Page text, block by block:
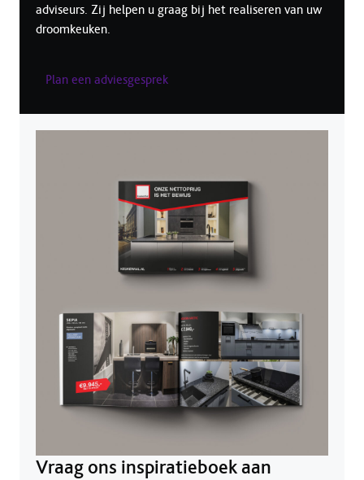
adviseurs. Zij helpen u graag bij het realiseren van uw
droomkeuken.
Plan een adviesgesprek
Vraag ons inspiratieboek aan